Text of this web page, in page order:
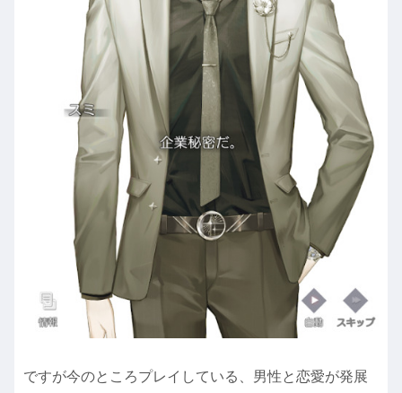
ですが今のところプレイしている、男性と恋愛が発展